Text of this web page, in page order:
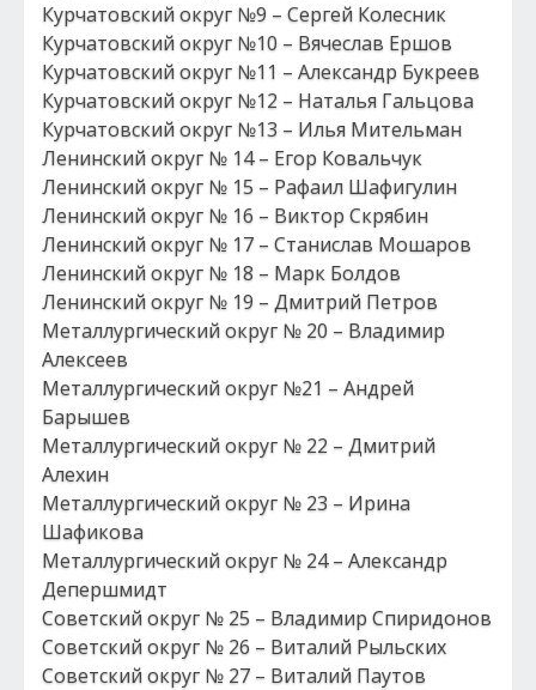
Курчатовский округ №9 – Сергей Колесник
Курчатовский округ №10 – Вячеслав Ершов
Курчатовский округ №11 – Александр Букреев
Курчатовский округ №12 – Наталья Гальцова
Курчатовский округ №13 – Илья Мительман
Ленинский округ № 14 – Егор Ковальчук
Ленинский округ № 15 – Рафаил Шафигулин
Ленинский округ № 16 – Виктор Скрябин
Ленинский округ № 17 – Станислав Мошаров
Ленинский округ № 18 – Марк Болдов
Ленинский округ № 19 – Дмитрий Петров
Металлургический округ № 20 – Владимир
Алексеев
Металлургический округ №21 – Андрей
Барышев
Металлургический округ № 22 – Дмитрий
Алехин
Металлургический округ № 23 – Ирина
Шафикова
Металлургический округ № 24 – Александр
Депершмидт
Советский округ № 25 – Владимир Спиридонов
Советский округ № 26 – Виталий Рыльских
Советский округ № 27 – Виталий Паутов